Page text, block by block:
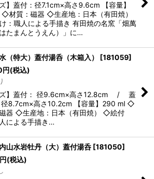
ズ】蓋付：径7.1cm×高さ9.6cm 【容量】
材質：磁器 ◇生産地：日本（有田焼）
：職人による手描き 有田焼の名窯「畑萬
たまんとうえん）」に…
（特大）蓋付湯呑（木箱入） [181059]
円(税込)
ズ】蓋付： 径9.6cm×高さ12.8cm / 蓋
径8.7cm×高さ10.2cm 【容量】290 ml ◇
器 ◇生産地：日本（有田焼） ◇絵付
による手描き…
山水岩牡丹（大）蓋付湯呑 [181050]
円(税込)